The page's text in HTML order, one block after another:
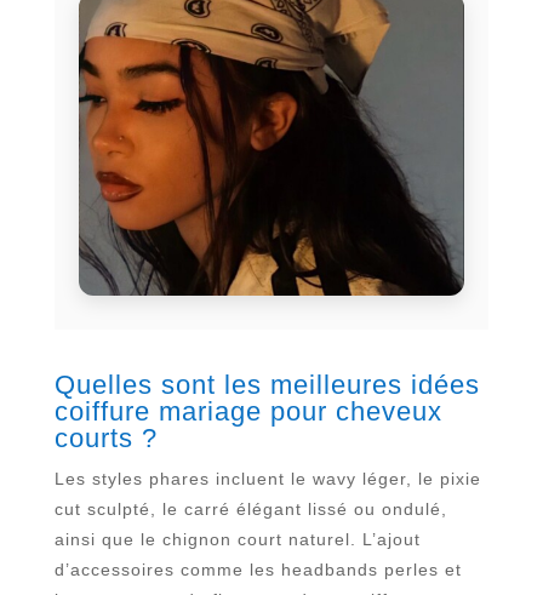
Quelles sont les meilleures idées
coiffure mariage pour cheveux
courts ?
Les styles phares incluent le wavy léger, le pixie
cut sculpté, le carré élégant lissé ou ondulé,
ainsi que le chignon court naturel. L’ajout
d’accessoires comme les headbands perles et